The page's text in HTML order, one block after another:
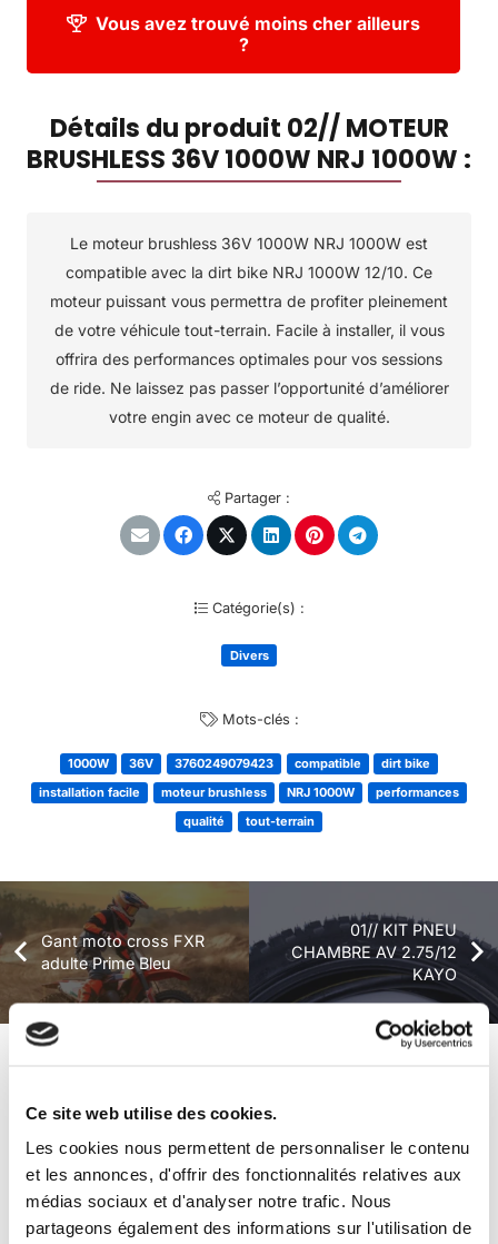
Ce site web utilise des cookies.
Les cookies nous permettent de personnaliser le contenu
et les annonces, d'offrir des fonctionnalités relatives aux
médias sociaux et d'analyser notre trafic. Nous
partageons également des informations sur l'utilisation de
Vous avez trouvé moins cher ailleurs
?
Détails du produit 02// MOTEUR
BRUSHLESS 36V 1000W NRJ 1000W :
Le moteur brushless 36V 1000W NRJ 1000W est
compatible avec la dirt bike NRJ 1000W 12/10. Ce
moteur puissant vous permettra de profiter pleinement
de votre véhicule tout-terrain. Facile à installer, il vous
offrira des performances optimales pour vos sessions
de ride. Ne laissez pas passer l’opportunité d’améliorer
votre engin avec ce moteur de qualité.
Partager :
Catégorie(s) :
Divers
Mots-clés :
1000W 36V 3760249079423 compatible
dirt bike
installation facile
moteur brushless NRJ 1000W
performances
qualité
tout-terrain
Gant moto cross FXR
adulte Prime Bleu
01// KIT PNEU
CHAMBRE AV 2.75/12
KAYO
Véhicules complets